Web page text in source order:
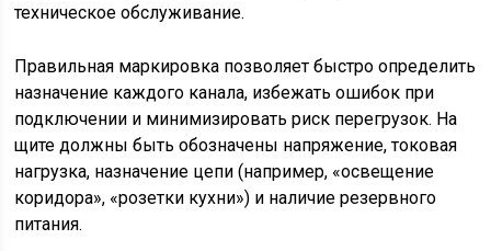
техническое обслуживание.
Правильная маркировка позволяет быстро определить
назначение каждого канала, избежать ошибок при
подключении и минимизировать риск перегрузок. На
щите должны быть обозначены напряжение, токовая
нагрузка, назначение цепи (например, «освещение
коридора», «розетки кухни») и наличие резервного
питания.